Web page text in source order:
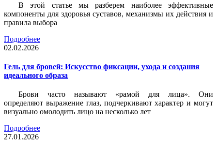
В этой статье мы разберем наиболее эффективные
компоненты для здоровья суставов, механизмы их действия и
правила выбора
Подробнее
02.02.2026
Гель для бровей: Искусство фиксации, ухода и создания
идеального образа
Брови часто называют «рамой для лица». Они
определяют выражение глаз, подчеркивают характер и могут
визуально омолодить лицо на несколько лет
Подробнее
27.01.2026